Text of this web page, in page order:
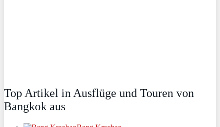
Top Artikel in Ausflüge und Touren von
Bangkok aus